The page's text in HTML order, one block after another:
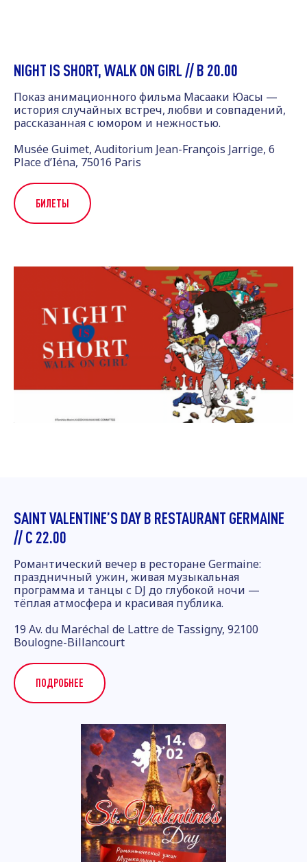
NIGHT IS SHORT, WALK ON GIRL // В 20.00
Показ анимационного фильма Масааки Юасы —
история случайных встреч, любви и совпадений,
рассказанная с юмором и нежностью.
Musée Guimet, Auditorium Jean-François Jarrige, 6
Place d’Iéna, 75016 Paris
БИЛЕТЫ
SAINT VALENTINE’S DAY В RESTAURANT GERMAINE
// С 22.00
Романтический вечер в ресторане Germaine:
праздничный ужин, живая музыкальная
программа и танцы с DJ до глубокой ночи —
тёплая атмосфера и красивая публика.
19 Av. du Maréchal de Lattre de Tassigny, 92100
Boulogne-Billancourt
ПОДРОБНЕЕ